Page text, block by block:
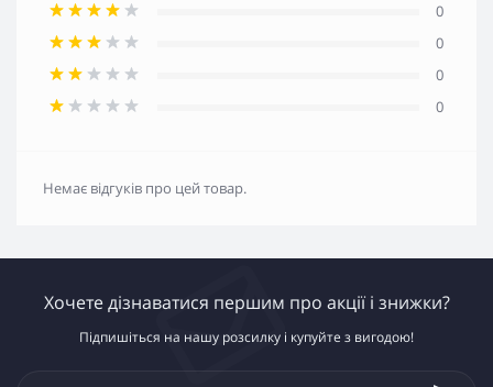
0
0
0
0
Немає відгуків про цей товар.
Хочете дізнаватися першим про акції і знижки?
Підпишіться на нашу розсилку і купуйте з вигодою!